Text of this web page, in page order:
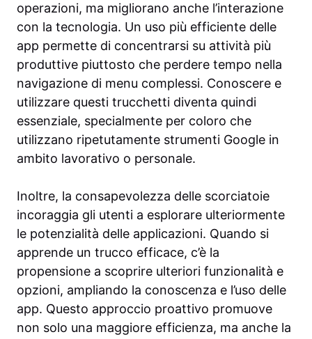
operazioni, ma migliorano anche l’interazione
con la tecnologia. Un uso più efficiente delle
app permette di concentrarsi su attività più
produttive piuttosto che perdere tempo nella
navigazione di menu complessi. Conoscere e
utilizzare questi trucchetti diventa quindi
essenziale, specialmente per coloro che
utilizzano ripetutamente strumenti Google in
ambito lavorativo o personale.
Inoltre, la consapevolezza delle scorciatoie
incoraggia gli utenti a esplorare ulteriormente
le potenzialità delle applicazioni. Quando si
apprende un trucco efficace, c’è la
propensione a scoprire ulteriori funzionalità e
opzioni, ampliando la conoscenza e l’uso delle
app. Questo approccio proattivo promuove
non solo una maggiore efficienza, ma anche la